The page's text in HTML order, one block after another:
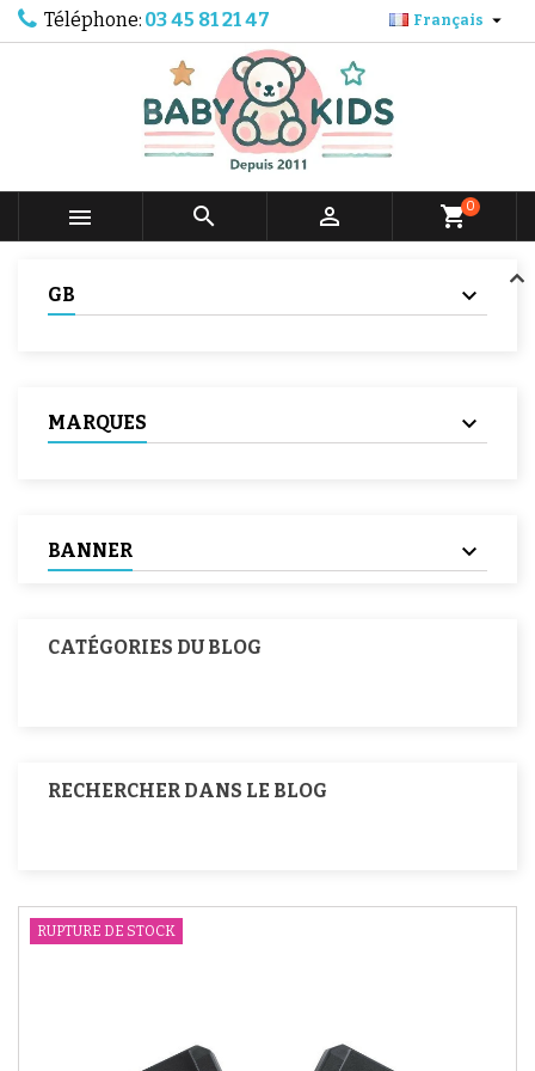
Téléphone: 03 45 81 21 47 Français 
   shopping_cart0
GB
MARQUES
BANNER
CATÉGORIES DU BLOG
RECHERCHER DANS LE BLOG
RUPTURE DE STOCK